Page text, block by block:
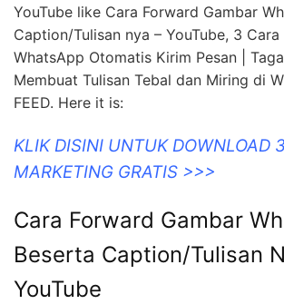
YouTube like Cara Forward Gambar
Caption/Tulisan nya – YouTube, 3 Cara
WhatsApp Otomatis Kirim Pesan |
Membuat Tulisan Tebal dan Miring di
FEED. Here it is:
KLIK DISINI UNTUK DOWNLOAD
MARKETING GRATIS >>>
Cara Forward Gambar
Beserta Caption/Tulisan
YouTube